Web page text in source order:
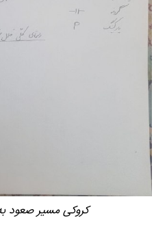
کروکی مسیر صعود